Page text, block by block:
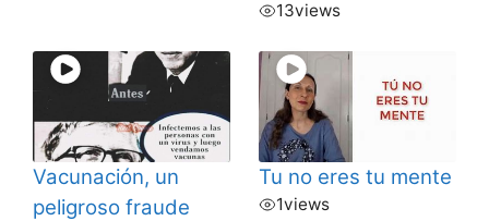
13views
Vacunación, un
peligroso fraude
Tu no eres tu mente
1views